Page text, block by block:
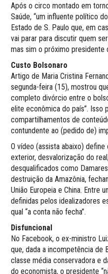
Após o circo montado em
Saúde, “um influente político
Estado de S. Paulo que, em
vai parar para discutir quem
mas sim o próximo presidente
Custo Bolsonaro
Artigo de Maria Cristina
segunda-feira (15), mostrou
completo divórcio entre o
elite econômica do país”.
compartilhamentos de
contundente ao (pedido de)
O vídeo (assista abaixo) define
exterior, desvalorização do
desqualificados como
destruição da Amazônia,
União Europeia e China. Entre
definidas pelos idealizadores
qual “a conta não fecha”.
Disfuncional
No Facebook, o ex-ministro
que, dada a incompetência de
classe média conservadora e
do economista, o presidente